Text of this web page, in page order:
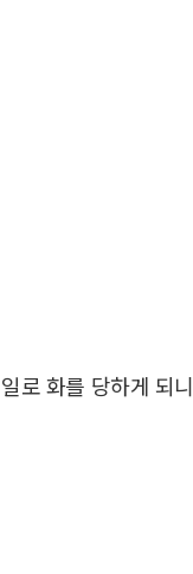
로 화를 당하게 되니